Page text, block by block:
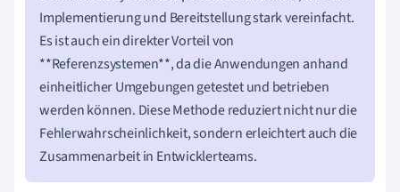
Implementierung und Bereitstellung stark vereinfacht.
Es ist auch ein direkter Vorteil von
**Referenzsystemen**, da die Anwendungen anhand
einheitlicher Umgebungen getestet und betrieben
werden können. Diese Methode reduziert nicht nur die
Fehlerwahrscheinlichkeit, sondern erleichtert auch die
Zusammenarbeit in Entwicklerteams.